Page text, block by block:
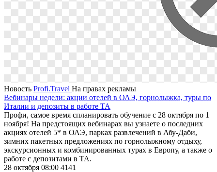
Новость Profi.Travel На правах рекламы
Вебинары недели: акции отелей в ОАЭ, горнолыжка, туры по
Италии и депозиты в работе ТА
Профи, самое время спланировать обучение с 28 октября по 1
ноября! На предстоящих вебинарах вы узнаете о последних
акциях отелей 5* в ОАЭ, парках развлечений в Абу-Даби,
зимних пакетных предложениях по горнолыжному отдыху,
экскурсионных и комбинированных турах в Европу, а также о
работе с депозитами в ТА.
28 октября 08:00 4141